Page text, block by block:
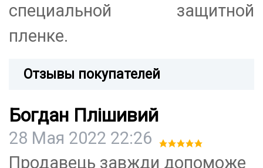
специальной защитной
пленке.
Отзывы покупателей
Богдан Плішивий
28 Мая 2022 22:26
Продавець завжди допоможе